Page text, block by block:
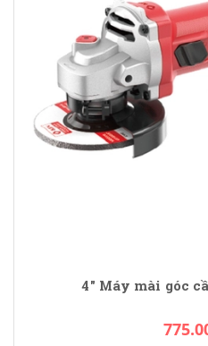
4" Máy mài góc